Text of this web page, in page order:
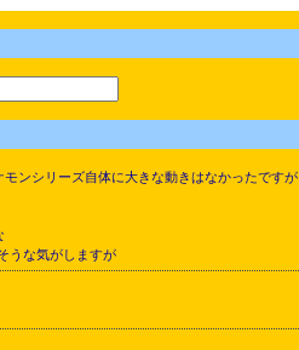
シリーズ自体に大きな動きはなかったですが
うな気がしますが